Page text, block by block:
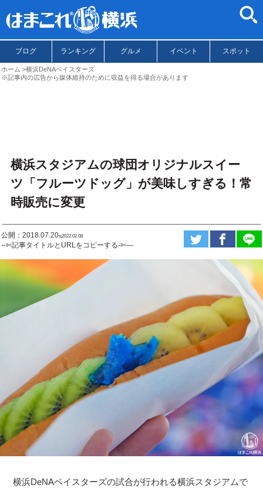
ブログ ランキング グルメ イベント スポット
ホーム
横浜DeNAベイスターズ
※記事内の広告から媒体維持のために収益を得る場合があります
横浜スタジアムの球団オリジナルスイー
ツ「フルーツドッグ」が美味しすぎる！常
時販売に変更
公開：2018.07.20ಇ2022.02.08
--✄記事タイトルとURLをコピーする-✄—
横浜DeNAベイスターズの試合が行われる横浜スタジアムで